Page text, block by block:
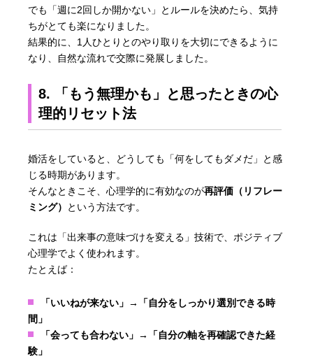
でも「週に2回しか開かない」とルールを決めたら、気持
ちがとても楽になりました。
結果的に、1人ひとりとのやり取りを大切にできるように
なり、自然な流れで交際に発展しました。
8. 「もう無理かも」と思ったときの心
理的リセット法
婚活をしていると、どうしても「何をしてもダメだ」と感
じる時期があります。
そんなときこそ、心理学的に有効なのが再評価（リフレー
ミング）
という方法です。
これは「出来事の意味づけを変える」技術で、ポジティブ
心理学でよく使われます。
たとえば：
「いいねが来ない」→「自分をしっかり選別できる時
間」
「会っても合わない」→「自分の軸を再確認できた経
験」